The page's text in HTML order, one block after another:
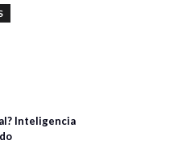
Inteligencia